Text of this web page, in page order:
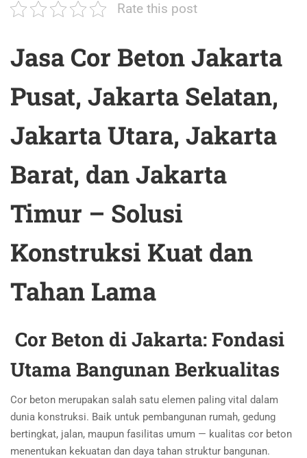
Rate this post
Jasa Cor Beton Jakarta
Pusat, Jakarta Selatan,
Jakarta Utara, Jakarta
Barat, dan Jakarta
Timur – Solusi
Konstruksi Kuat dan
Tahan Lama
Cor Beton di Jakarta: Fondasi
Utama Bangunan Berkualitas
Cor beton merupakan salah satu elemen paling vital dalam
dunia konstruksi. Baik untuk pembangunan rumah, gedung
bertingkat, jalan, maupun fasilitas umum — kualitas cor beton
menentukan kekuatan dan daya tahan struktur bangunan.